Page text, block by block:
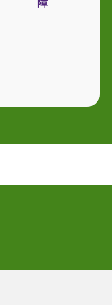
障